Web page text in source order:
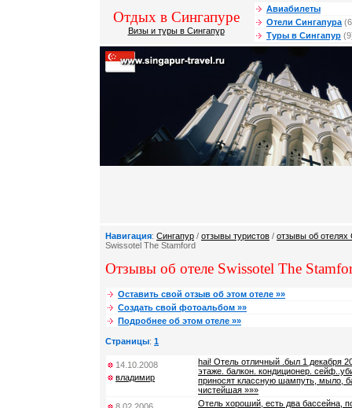
Отдых в Сингапуре
Визы и туры в Сингапур
Авиабилеты
Отели Сингапура
Туры в Сингапур
Навигация: Сингапур / отзывы туристов / отзывы об отелях
Swissotel The Stamford
Отзывы об отеле Swissotel The
Оставить свой отзыв об этом отеле »»
Создать свой фотоальбом »»
Подробнее об этом отеле »»
Страницы: 1
14.10.2008
владимир
hai! Отель отличный .был 1 декабря
этаже. балкон. кондиционер.
приносят классную шампуть, мыло,
чистейшая »»»
Отель хороший, есть два бассейна,